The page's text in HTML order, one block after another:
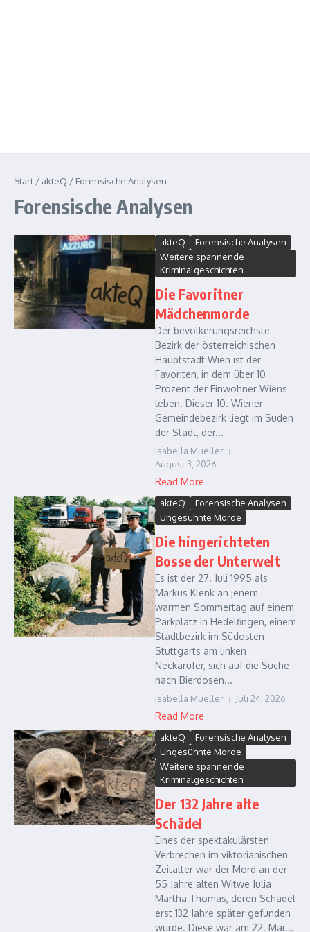
Start / akteQ / Forensische Analysen
Forensische Analysen
akteQ
Forensische Analysen
Weitere spannende
Kriminalgeschichten
Die Favoritner
Mädchenmorde
Der bevölkerungsreichste
Bezirk der österreichischen
Hauptstadt Wien ist der
Favoriten, in dem über 10
Prozent der Einwohner Wiens
leben. Dieser 10. Wiener
Gemeindebezirk liegt im Süden
der Stadt, der...
Isabella Mueller
August 3, 2026
Read More
akteQ
Forensische Analysen
Ungesühnte Morde
Die hingerichteten
Bosse der Unterwelt
Es ist der 27. Juli 1995 als
Markus Klenk an jenem
warmen Sommertag auf einem
Parkplatz in Hedelfingen, einem
Stadtbezirk im Südosten
Stuttgarts am linken
Neckarufer, sich auf die Suche
nach Bierdosen...
Isabella Mueller Juli 24, 2026
Read More
akteQ
Forensische Analysen
Ungesühnte Morde
Weitere spannende
Kriminalgeschichten
Der 132 Jahre alte
Schädel
Eines der spektakulärsten
Verbrechen im viktorianischen
Zeitalter war der Mord an der
55 Jahre alten Witwe Julia
Martha Thomas, deren Schädel
erst 132 Jahre später gefunden
wurde. Diese war am 22. Mär...